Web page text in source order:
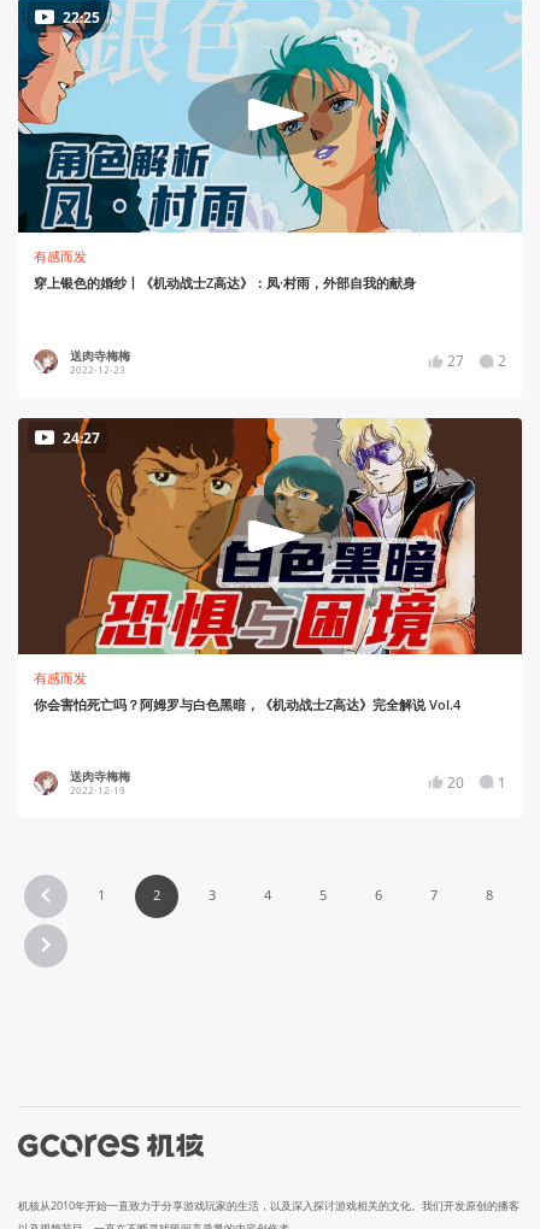
22:25
有感而发
穿上银色的婚纱丨《机动战士Z高达》：凤·村雨，外部自我的献身
送肉寺梅梅
2022-12-23 27 2
24:27
有感而发
你会害怕死亡吗？阿姆罗与白色黑暗，《机动战士Z高达》完全解说 Vol.4
送肉寺梅梅
2022-12-19 20 1
1 2 3 4 5 6 7 8
机核从2010年开始一直致力于分享游戏玩家的生活，以及深入探讨游戏相关的文化。我们开发原创的播客